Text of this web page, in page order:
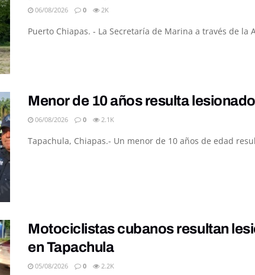
06/08/2026 0 2K
Puerto Chiapas. - La Secretaría de Marina a través de
Menor de 10 años resulta
06/08/2026 0 2.1K
Tapachula, Chiapas.- Un menor de 10 años de edad
Motociclistas cubanos resultan
en Tapachula
05/08/2026 0 2.2K